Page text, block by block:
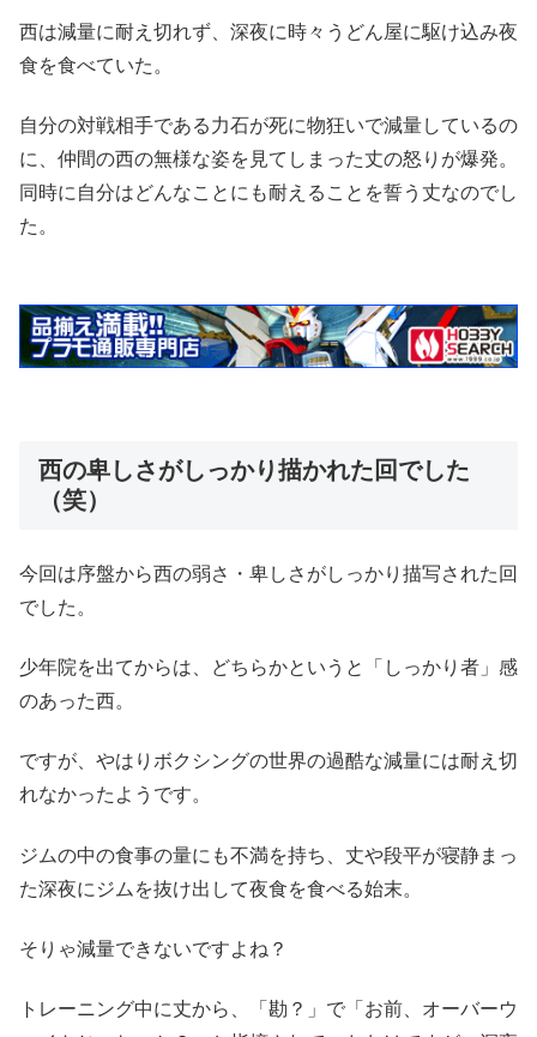
西は減量に耐え切れず、深夜に時々うどん屋に駆け込み夜
食を食べていた。
自分の対戦相手である力石が死に物狂いで減量しているの
に、仲間の西の無様な姿を見てしまった丈の怒りが爆発。
同時に自分はどんなことにも耐えることを誓う丈なのでし
た。
西の卑しさがしっかり描かれた回でした
（笑）
今回は序盤から西の弱さ・卑しさがしっかり描写された回
でした。
少年院を出てからは、どちらかというと「しっかり者」感
のあった西。
ですが、やはりボクシングの世界の過酷な減量には耐え切
れなかったようです。
ジムの中の食事の量にも不満を持ち、丈や段平が寝静まっ
た深夜にジムを抜け出して夜食を食べる始末。
そりゃ減量できないですよね？
トレーニング中に丈から、「勘？」で「お前、オーバーウ